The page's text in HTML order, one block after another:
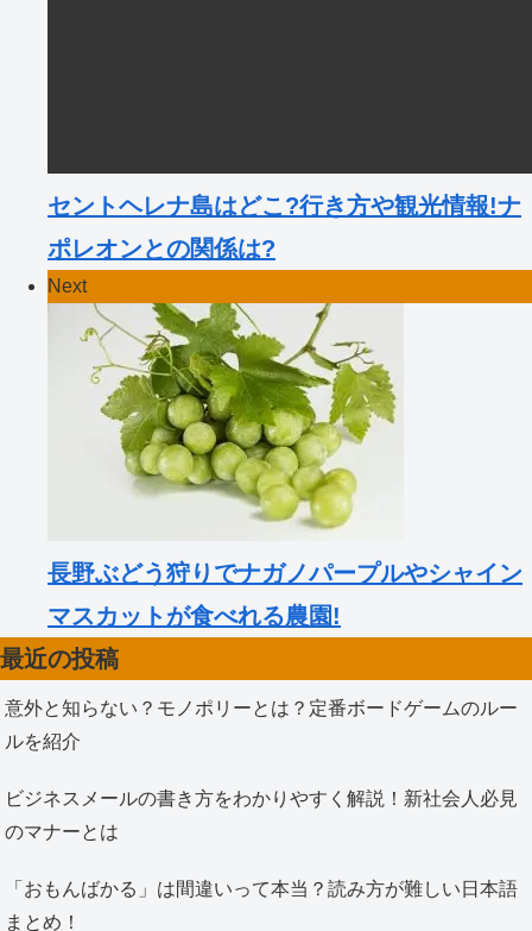
セントヘレナ島はどこ?行き方や観光情報!ナ
ポレオンとの関係は?
Next
長野ぶどう狩りでナガノパープルやシャイン
マスカットが食べれる農園!
最近の投稿
意外と知らない？モノポリーとは？定番ボードゲームのルー
ルを紹介
ビジネスメールの書き方をわかりやすく解説！新社会人必見
のマナーとは
「おもんばかる」は間違いって本当？読み方が難しい日本語
まとめ！